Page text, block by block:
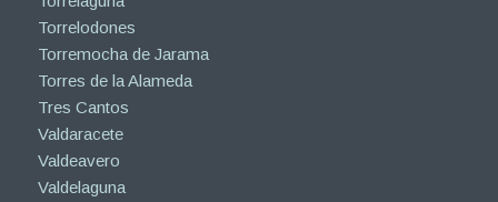
Torrelodones
Torremocha de Jarama
Torres de la Alameda
Tres Cantos
Valdaracete
Valdeavero
Valdelaguna